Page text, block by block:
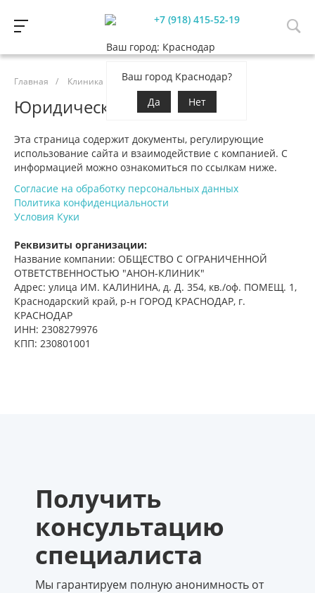
+7 (918) 415-52-19
Ваш город: Краснодар
Ваш город Краснодар?
Да
Нет
Главная / Клиника Юридическая информация
Юридическая информация
Эта страница содержит документы, регулирующие
использование сайта и взаимодействие с компанией. С
информацией можно ознакомиться по ссылкам ниже.
Согласие на обработку персональных данных
Политика конфиденциальности
Условия Куки
Реквизиты организации:
Название компании: ОБЩЕСТВО С ОГРАНИЧЕННОЙ
ОТВЕТСТВЕННОСТЬЮ "АНОН-КЛИНИК"
Адрес: улица ИМ. КАЛИНИНА, д. Д. 354, кв./оф. ПОМЕЩ. 1,
Краснодарский край, р-н ГОРОД КРАСНОДАР, г.
КРАСНОДАР
ИНН: 2308279976
КПП: 230801001
Получить
консультацию
специалиста
Мы гарантируем полную анонимность от